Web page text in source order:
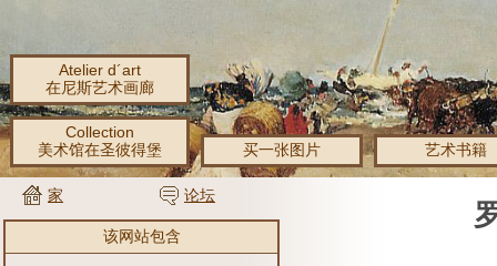
Atelier d´art
在尼斯艺术画廊
Collection
美术馆在圣彼得堡
买一张图片 艺术书籍
家 论坛
该网站包含